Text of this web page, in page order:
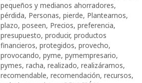
pequeños y medianos ahorradores,
pérdida, Personas, pierde, Plantearnos,
plazo, poseen, Precios, preferencia,
presupuesto, producir, productos
financieros, protegidos, provecho,
provocando, pyme, pymempresario,
pymes, racha, realizado, realizáramos,
recomendable, recomendación, recursos,